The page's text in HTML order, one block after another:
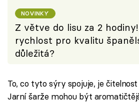
NOVINKY
Z větve do lisu za 2
rychlost pro kvalitu
důležitá?
To, co tyto sýry spojuje, je čitelnost
Jarní šarže mohou být